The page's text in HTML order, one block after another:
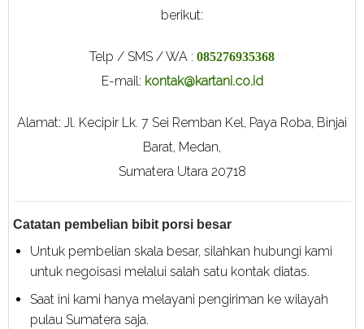
berikut:
Telp / SMS / WA : 085276935368
E-mail: kontak@kartani.co.id
Alamat: Jl. Kecipir Lk. 7 Sei Remban Kel, Paya Roba, Binjai
Barat, Medan,
Sumatera Utara 20718
Catatan pembelian bibit porsi besar
Untuk pembelian skala besar, silahkan hubungi kami
untuk negoisasi melalui salah satu kontak diatas.
Saat ini kami hanya melayani pengiriman ke wilayah
pulau Sumatera saja.